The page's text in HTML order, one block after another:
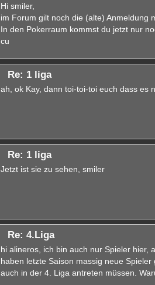
Hi smiler,
im Forum gilt noch die (alte) Anmeldung
In den Pokerraum kommst du jetzt nur
cu
Re: 1 liga
ah, ok Kay, dann toi-toi-toi euch dass es
Re: 1 liga
Jetzt ist sie zu sehen, smiler
Re: 4.Liga
hi alineros, ich bin auch nur Spieler hier,
haben letzte Saison massig neue
auch in der 4. Liga antreten müssen.